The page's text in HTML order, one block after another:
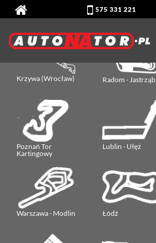
575 331 221
Krzywa (Wrocław) Radom - Jastrząb
Poznań Tor
Kartingowy
Lublin - Ułęż
Warszawa - Modlin Łódź